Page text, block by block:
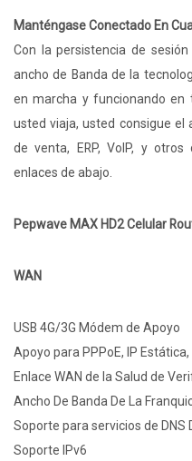
Manténgase Conectado En
Con la persistencia de
ancho de Banda de la
en marcha y funcionando en
usted viaja, usted consigue el
de venta, ERP, VoIP, y
enlaces de abajo.
Pepwave MAX HD2 Celular
WAN
USB 4G/3G Módem de Apoyo
Apoyo para PPPoE, IP Estática,
Enlace WAN de la Salud de
Ancho De Banda De La
Soporte para servicios de DNS
Soporte IPv6